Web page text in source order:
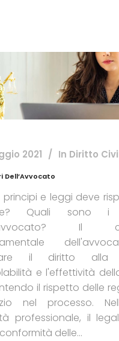
2021 In Diritto
Dell’Avvocato
principi e leggi deve
Quali sono i
Il
il diritto alla
e l'effettività
il rispetto delle
nel processo.
professionale, il
delle...